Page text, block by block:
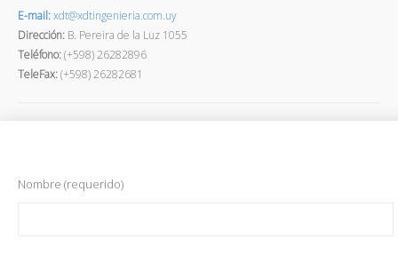
E-mail:xdt@xdtingenieria.com.uy
Dirección: B. Pereira de la Luz 1055
Teléfono:(+598) 26282896
TeleFax:(+598) 26282681
Nombre (requerido)